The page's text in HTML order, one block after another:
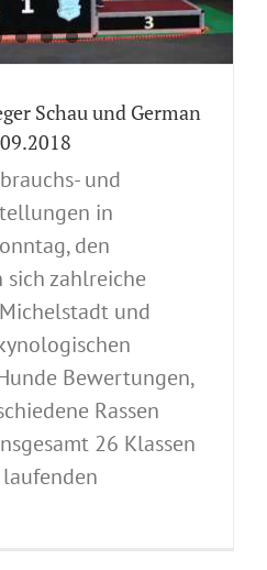
Schau und German
und
in
den
zahlreiche
und
Bewertungen,
Rassen
26 Klassen